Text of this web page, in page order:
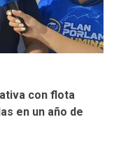
con flota
en un año de